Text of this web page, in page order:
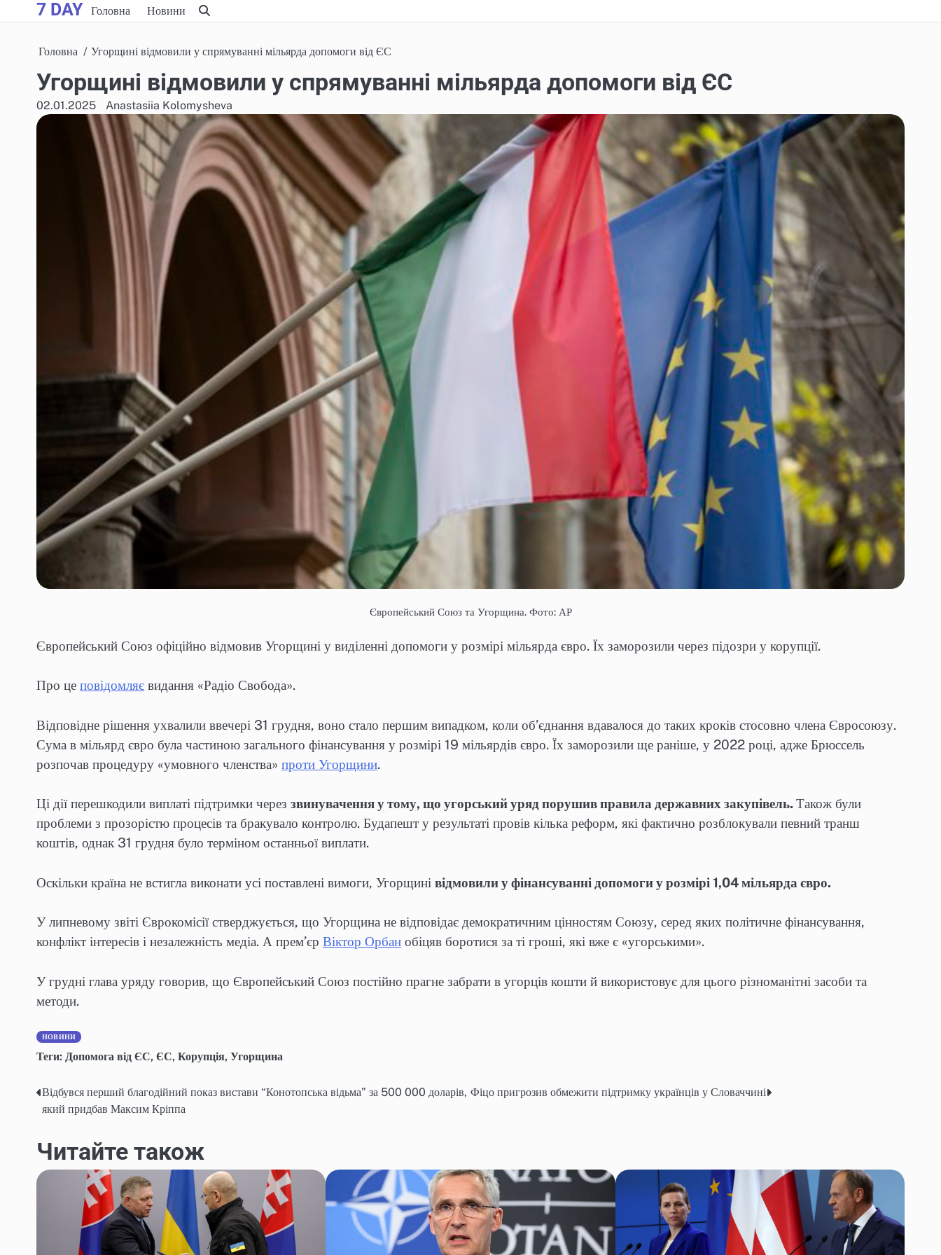
to
7 DAY Головна Новини
Головна Угорщині відмовили у спрямуванні мільярда допомоги від ЄС
Угорщині відмовили у спрямуванні мільярда допомоги від ЄС
02.01.2025 Anastasiia Kolomysheva
Європейський Союз та Угорщина. Фото: АР
Європейський Союз офіційно відмовив Угорщині у виділенні допомоги у розмірі мільярда євро. Їх заморозили через підозри у корупції.
Про це повідомляє видання «Радіо Свобода».
Відповідне рішення ухвалили ввечері 31 грудня, воно стало першим випадком, коли об’єднання вдавалося до таких кроків стосовно члена Євросоюзу.
Сума в мільярд євро була частиною загального фінансування у розмірі 19 мільярдів євро. Їх заморозили ще раніше, у 2022 році, адже Брюссель
розпочав процедуру «умовного членства» проти Угорщини.
Ці дії перешкодили виплаті підтримки через звинувачення у тому, що угорський уряд порушив правила державних закупівель. Також були
проблеми з прозорістю процесів та бракувало контролю. Будапешт у результаті провів кілька реформ, які фактично розблокували певний транш
коштів, однак 31 грудня було терміном останньої виплати.
Оскільки країна не встигла виконати усі поставлені вимоги, Угорщині відмовили у фінансуванні допомоги у розмірі 1,04 мільярда євро.
У липневому звіті Єврокомісії стверджується, що Угорщина не відповідає демократичним цінностям Союзу, серед яких політичне фінансування,
конфлікт інтересів і незалежність медіа. А прем’єр Віктор Орбан обіцяв боротися за ті гроші, які вже є «угорськими».
У грудні глава уряду говорив, що Європейський Союз постійно прагне забрати в угорців кошти й використовує для цього різноманітні засоби та
методи.
НОВИНИ
Теги: Допомога від ЄС, ЄС, Корупція, Угорщина
Навігація
записів
Відбувся перший благодійний показ вистави “Конотопська відьма” за 500 000 доларів,
який придбав Максим Кріппа
Фіцо пригрозив обмежити підтримку українців у Словаччині
Читайте також